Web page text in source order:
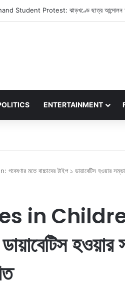
ENTERTAINMENT
মতে বাচ্চাদের টাইপ ১ ডায়াবেটিস হওয়ার
in
হওয়ার